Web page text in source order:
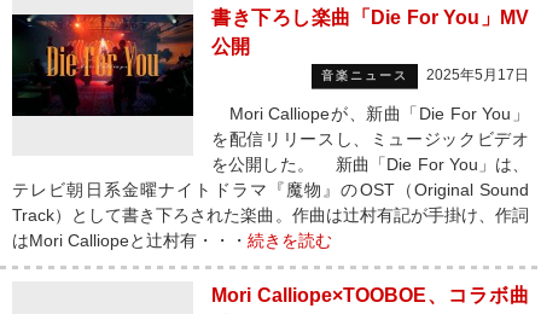
書き下ろし楽曲「Die For You」MV
公開
音楽ニュース 2025年5月17日
Mori Calliopeが、新曲「Die For You」
を配信リリースし、ミュージックビデオ
を公開した。 新曲「Die For You」は、
テレビ朝日系金曜ナイトドラマ『魔物』のOST（Original Sound
Track）として書き下ろされた楽曲。作曲は辻村有記が手掛け、作詞
はMori Calliopeと辻村有・・・ 続きを読む
Mori Calliope×TOOBOE、コラボ曲